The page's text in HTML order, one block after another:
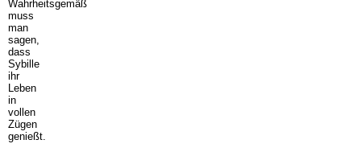
Wahrheitsgemäß
muss
man
sagen,
dass
Sybille
ihr
Leben
in
vollen
Zügen
genießt.